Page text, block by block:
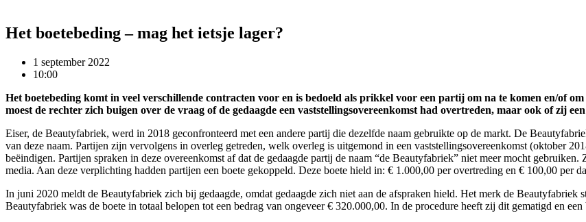
Het boetebeding – mag het ietsje lager?
1 september 2022
10:00
Het boetebeding komt in veel verschillende contracten voor en is bedoeld als prikkel voor een partij om na te komen en/of
moest de rechter zich buigen over de vraag of de gedaagde een vaststellingsovereenkomst had overtreden, maar ook of zij
Eiser, de Beautyfabriek, werd in 2018 geconfronteerd met een andere partij die dezelfde naam gebruikte op de markt. De
van deze naam. Partijen zijn vervolgens in overleg getreden, welk overleg is uitgemond in een vaststellingsovereenkomst (oktober
beëindigen. Partijen spraken in deze overeenkomst af dat de gedaagde partij de naam “de Beautyfabriek” niet meer mocht
media. Aan deze verplichting hadden partijen een boete gekoppeld. Deze boete hield in: € 1.000,00 per overtreding en € 100,00 per
In juni 2020 meldt de Beautyfabriek zich bij gedaagde, omdat gedaagde zich niet aan de afspraken hield. Het merk de Beautyfabriek
Beautyfabriek was de boete in totaal belopen tot een bedrag van ongeveer € 320.000,00. In de procedure heeft zij dit gematigd en